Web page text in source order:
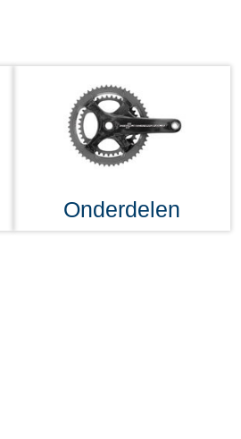
Onderdelen